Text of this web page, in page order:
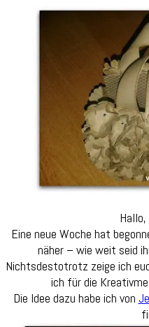
Hallo,
Eine neue Woche hat
näher – wie weit seid
Nichtsdestotrotz zeige ich
ich für die
Die Idee dazu habe ich von